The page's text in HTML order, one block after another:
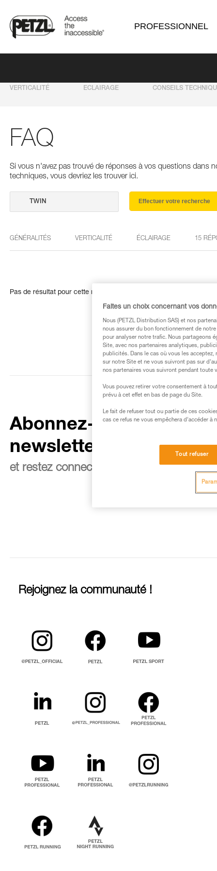
PROFESSIONNEL
VERTICALITÉ ECLAIRAGE CONSEILS
FAQ
Si vous n'avez pas trouvé de réponses à vos questions dans
techniques, vous devriez les trouver ici.
Effectuer votre recherche
GÉNÉRALITÉS VERTICALITÉ ÉCLAIRAGE 15
Pas de résultat pour cette recherche
Abonnez-vous à la
newsletter
et restez connecté à notre actualité
Rejoignez la communauté !
Faites un choix concernant vos
Nous (PETZL Distribution SAS) et nos
nous assurer du bon fonctionnement de
pour analyser notre trafic. Nous partageons
Site, avec nos partenaires analytiques,
publicités. Dans le cas où vous les
sur notre Site et ne vous suivront pas sur
nos partenaires vous suivront pendant toute
Vous pouvez retirer votre consentement à
prévu à cet effet en bas de page du Site.
Le fait de refuser tout ou partie de ces
cas ce refus ne vous empêchera d’accéder à
Tout refuser